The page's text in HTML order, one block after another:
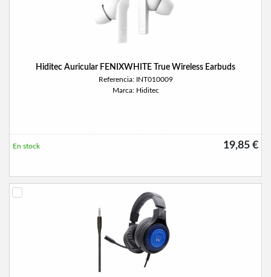
Hiditec Auricular FENIXWHITE True Wireless Earbuds
Referencia: INT010009
Marca: Hiditec
19,85 €
En stock